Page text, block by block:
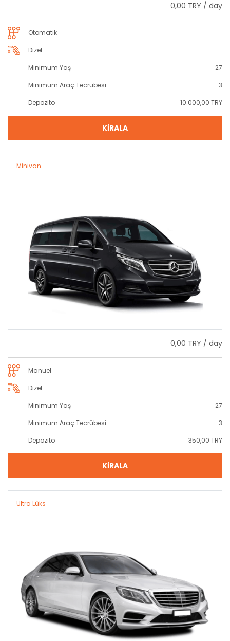
0,00 TRY / day
Otomatik
Dizel
Minimum Yaş
27
Minimum Araç Tecrübesi
3
Depozito
10.000,00 TRY
KİRALA
Minivan
0,00 TRY / day
Manuel
Dizel
Minimum Yaş
27
Minimum Araç Tecrübesi
3
Depozito
350,00 TRY
KİRALA
Ultra Lüks